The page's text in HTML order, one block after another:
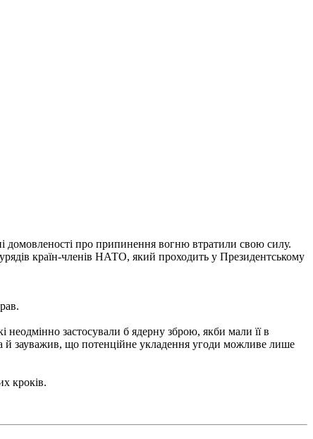
домовленості про припинення вогню втратили свою силу.
країн-членів НАТО, який проходить у Президентському
застосували б ядерну зброю, якби мали її в
й зауважив, що потенційне укладення угоди можливе лише
кроків.